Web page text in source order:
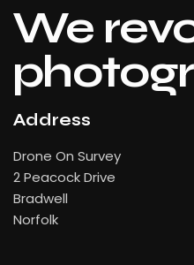
We
Address
Drone On Survey
2 Peacock Drive
Bradwell
Norfolk